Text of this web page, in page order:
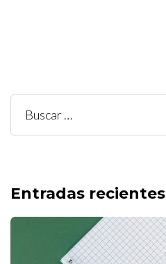
Buscar:
Entradas recientes